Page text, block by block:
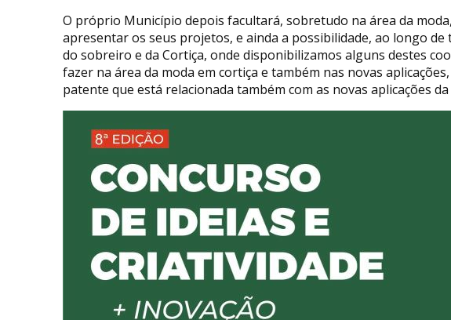
O próprio Município depois facultará, sobretudo na área da
apresentar os seus projetos, e ainda a possibilidade, ao longo
do sobreiro e da Cortiça, onde disponibilizamos alguns destes
fazer na área da moda em cortiça e também nas novas
patente que está relacionada também com as novas aplicações